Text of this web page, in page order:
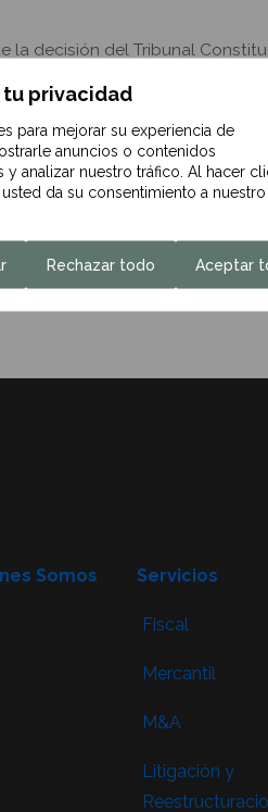
tu privacidad
para mejorar su experiencia de
anuncios o contenidos
y analizar nuestro tráfico. Al hacer
usted da su consentimiento a
Rechazar todo Aceptar
decisión del Tribunal
basado en la
sobre ciertos aspectos
Somos Servicios
Fiscal
Mercantil
M&A
Litigación y